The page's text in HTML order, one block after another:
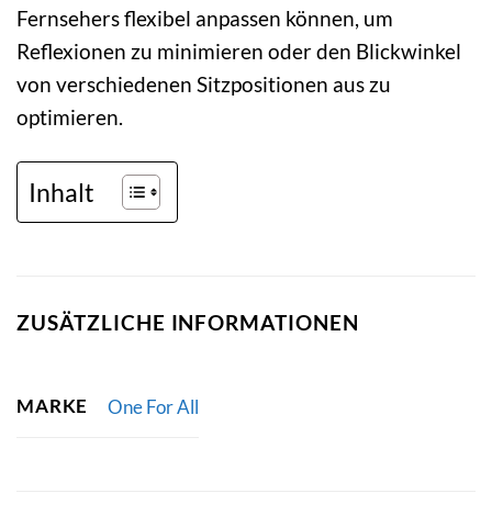
Fernsehers flexibel anpassen können, um
Reflexionen zu minimieren oder den Blickwinkel
von verschiedenen Sitzpositionen aus zu
optimieren.
Inhalt
ZUSÄTZLICHE INFORMATIONEN
MARKE One For All